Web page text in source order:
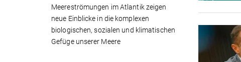
Meereströmungen im Atlantik zeigen
neue Einblicke in die komplexen
biologischen, sozialen und klimatischen
Gefüge unserer Meere